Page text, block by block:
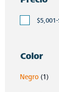
Color
Negro (1)